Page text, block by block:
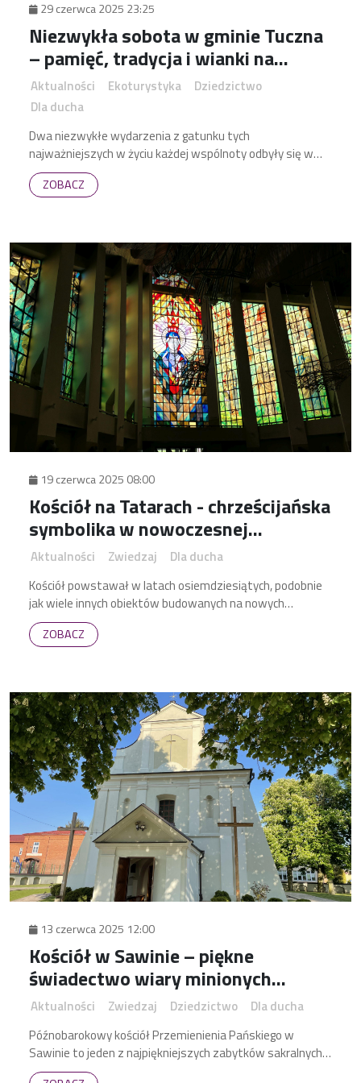
29 czerwca 2025 23:25
Niezwykła sobota w gminie Tuczna
– pamięć, tradycja i wianki na
jeziorze
Aktualności Ekoturystyka
Dziedzictwo
Dla ducha
Dwa niezwykłe wydarzenia z gatunku tych
najważniejszych w życiu każdej wspólnoty odbyły się w
gminie Tuczna w ostatnią sobotę czerwca.
ZOBACZ
19 czerwca 2025 08:00
Kościół na Tatarach - chrześcijańska
symbolika w nowoczesnej
architekturze
Aktualności Zwiedzaj
Dla ducha
Kościół powstawał w latach osiemdziesiątych, podobnie
jak wiele innych obiektów budowanych na nowych
osiedlach. Lubelska świątynia na osiedlu Tatary z kilku
powodów jest szczególna.
ZOBACZ
13 czerwca 2025 12:00
Kościół w Sawinie – piękne
świadectwo wiary minionych
wieków
Aktualności Zwiedzaj Dziedzictwo
Dla ducha
Późnobarokowy kościół Przemienienia Pańskiego w
Sawinie to jeden z najpiękniejszych zabytków sakralnych
okolic Chełma.